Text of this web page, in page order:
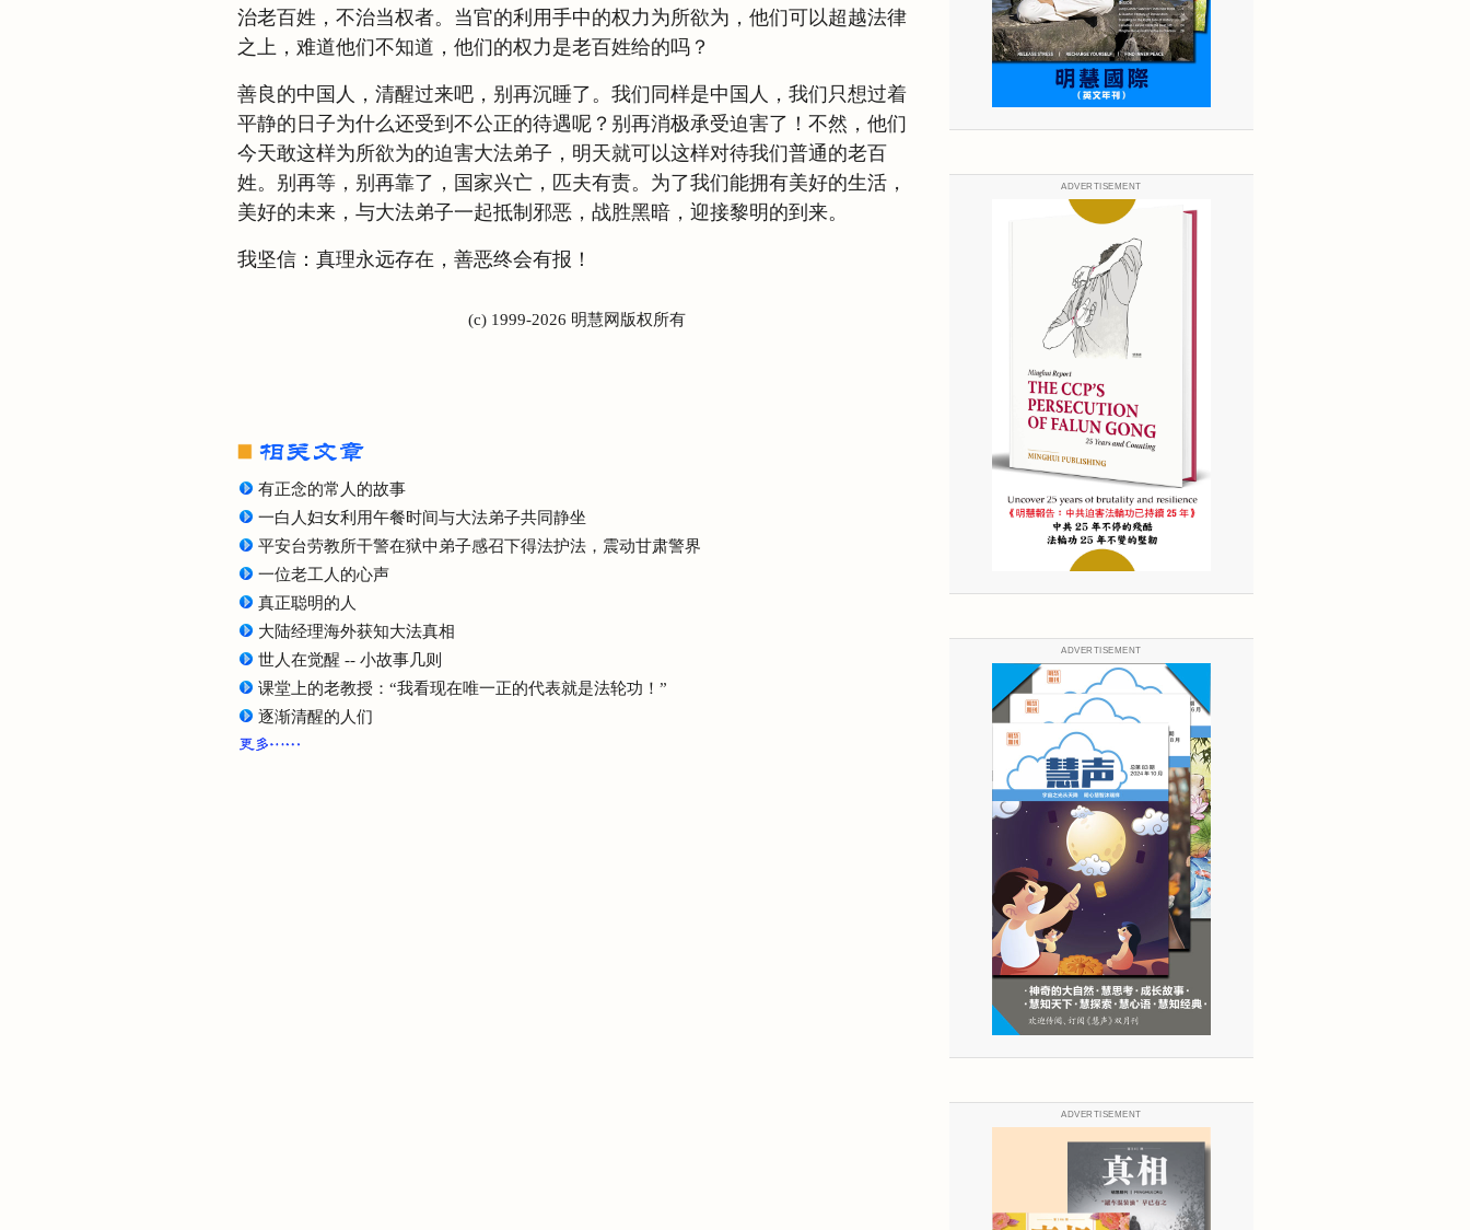
治老百姓，不治当权者。当官的利用手中的权力为所欲为，他们可以超越法律
之上，难道他们不知道，他们的权力是老百姓给的吗？
善良的中国人，清醒过来吧，别再沉睡了。我们同样是中国人，我们只想过着
平静的日子为什么还受到不公正的待遇呢？别再消极承受迫害了！不然，他们
今天敢这样为所欲为的迫害大法弟子，明天就可以这样对待我们普通的老百
姓。别再等，别再靠了，国家兴亡，匹夫有责。为了我们能拥有美好的生活，
美好的未来，与大法弟子一起抵制邪恶，战胜黑暗，迎接黎明的到来。
我坚信：真理永远存在，善恶终会有报！
(c) 1999-2026 明慧网版权所有
有正念的常人的故事
一白人妇女利用午餐时间与大法弟子共同静坐
平安台劳教所干警在狱中弟子感召下得法护法，震动甘肃警界
一位老工人的心声
真正聪明的人
大陆经理海外获知大法真相
世人在觉醒 -- 小故事几则
课堂上的老教授：“我看现在唯一正的代表就是法轮功！”
逐渐清醒的人们
ADVERTISEMENT
ADVERTISEMENT
ADVERTISEMENT